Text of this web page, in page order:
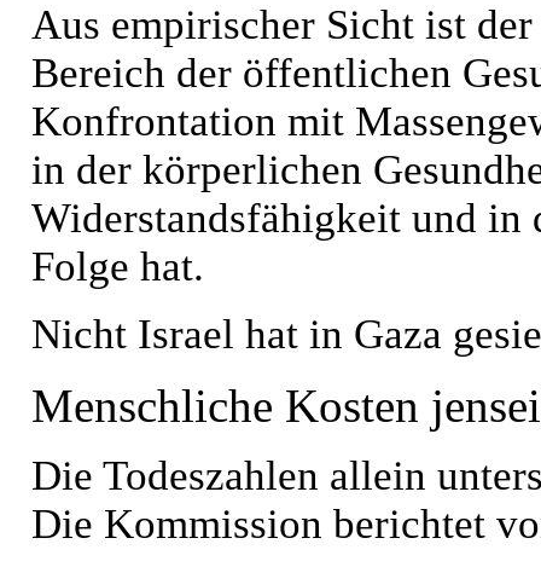
Aus empirischer Sicht ist
Bereich der öffentlichen
Konfrontation mit
in der körperlichen
Widerstandsfähigkeit und
Folge hat.
Nicht Israel hat in Gaza
Menschliche Kosten
Die Todeszahlen allein
Die Kommission berichtet